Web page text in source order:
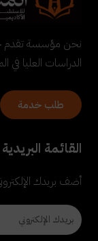
نحن مؤسسة تقدم
الدراسات العليا في
طلب خدمة
القائمة البريدية
أضف بريدك